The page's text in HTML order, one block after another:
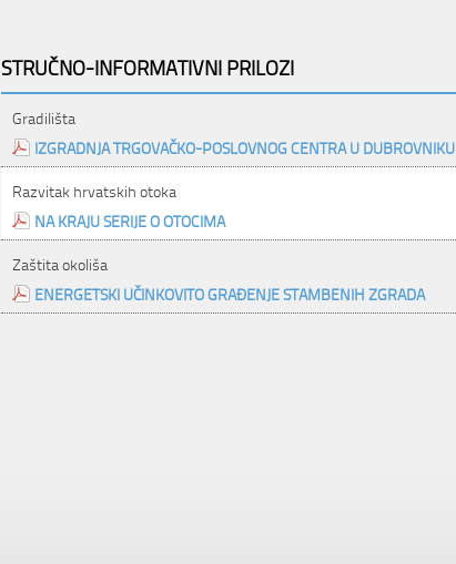
STRUČNO-INFORMATIVNI PRILOZI
Gradilišta
IZGRADNJA TRGOVAČKO-POSLOVNOG CENTRA U DUBROVNIKU
Razvitak hrvatskih otoka
NA KRAJU SERIJE O OTOCIMA
Zaštita okoliša
ENERGETSKI UČINKOVITO GRAĐENJE STAMBENIH ZGRADA